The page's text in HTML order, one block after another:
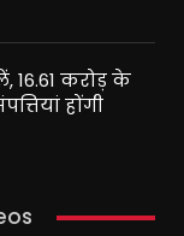
16.61 करोड़ के
होंगी